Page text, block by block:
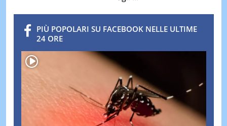
PIÙ POPOLARI SU FACEBOOK NELLE ULTIME
24 ORE